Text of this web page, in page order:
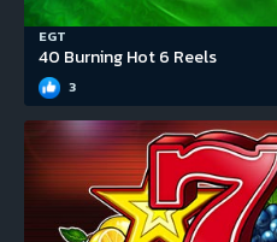
EGT
40 Burning Hot 6 Reels
3